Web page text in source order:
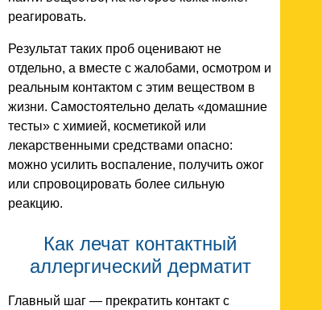
реагировать.
Результат таких проб оценивают не
отдельно, а вместе с жалобами, осмотром и
реальным контактом с этим веществом в
жизни. Самостоятельно делать «домашние
тесты» с химией, косметикой или
лекарственными средствами опасно:
можно усилить воспаление, получить ожог
или спровоцировать более сильную
реакцию.
Как лечат контактный
аллергический дерматит
Главный шаг — прекратить контакт с